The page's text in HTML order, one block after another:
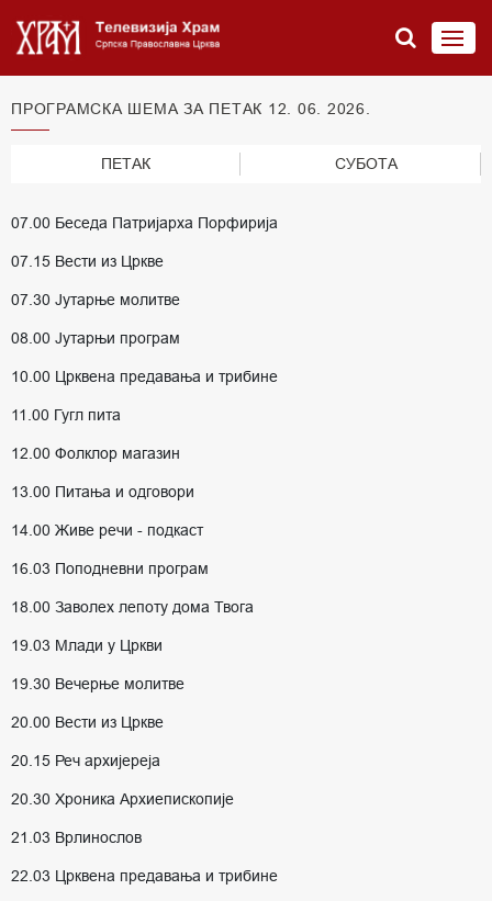
ПРОГРАМСКА ШЕМА ЗА ПЕТАК 12. 06. 2026.
ПЕТАК СУБОТА
07.00 Беседа Патријарха Порфирија
07.15 Вести из Цркве
07.30 Јутарње молитве
08.00 Јутарњи програм
10.00 Црквена предавања и трибине
11.00 Гугл пита
12.00 Фолклор магазин
13.00 Питања и одговори
14.00 Живе речи - подкаст
16.03 Поподневни програм
18.00 Заволех лепоту дома Твога
19.03 Млади у Цркви
19.30 Вечерње молитве
20.00 Вести из Цркве
20.15 Реч архијереја
20.30 Хроника Архиепископије
21.03 Врлинослов
22.03 Црквена предавања и трибине